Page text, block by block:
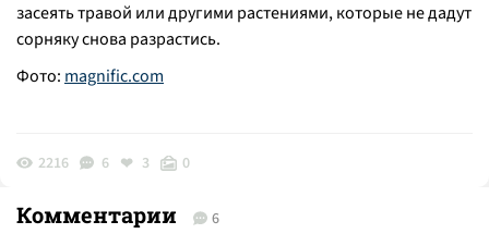
засеять травой или другими растениями, которые не дадут
сорняку снова разрастись.
Фото: magnific.com
2216 6 3 0
Комментарии 6